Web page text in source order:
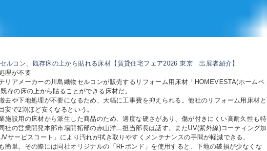
理が不要
リアメーカーの川島織物セルコンが販売するリフォーム用床材「HOMEVESTA(ホームベ
存の床の上から貼ることができる床材だ。
去や下地処理が不要になるため、大幅に工事費を抑えられる。他社のリフォーム用床材と
安で2割ほど安くなるという。
施設用の床材から派生した商品のため、適度な硬さがあり、傷が付きにくい高耐久性も特
社の営業開発本部市場開拓部の赤山洋二担当部長は話す。またUV(紫外線)コーティング加
サービスコート」により汚れが拭き取りやすくメンテナンスの手間が軽減できる。
簡単。その際には同社オリジナルの「RFボンド」を使用すると、下地の破損が少なくな